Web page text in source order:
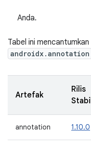
Anda.
Tabel ini
androidx.annotation
Artefak
Rilis
annotation 1.10.0